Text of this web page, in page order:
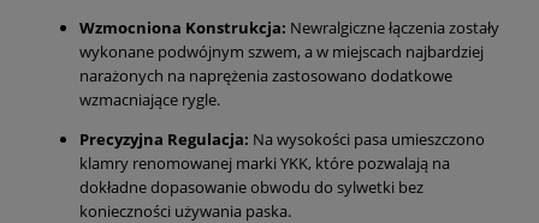
Wzmocniona Konstrukcja: Newralgiczne łączenia zostały
wykonane podwójnym szwem, a w miejscach najbardziej
narażonych na naprężenia zastosowano dodatkowe
wzmacniające rygle.
Precyzyjna Regulacja: Na wysokości pasa umieszczono
klamry renomowanej marki YKK, które pozwalają na
dokładne dopasowanie obwodu do sylwetki bez
konieczności używania paska.